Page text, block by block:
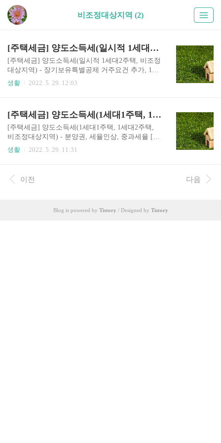
비조정대상지역 (2)
[주택세금] 양도소득세(일시적 1세대2주택, 비조정대상지역) - 장기보유특별공제 거주요건 추가, 1세대1주택 비과세
[주택세금] 양도소득세(일시적 1세대2주택, 비조정
대상지역) - 장기보유특별공제 거주요건 추가, 1세
대1주택 비과세 [주택세금] 양도소득세 -장기보유
0.1.1.이후 양도분부터)는 2년이상 거주*한 경우 최
대 80% 공제율 적용하나, ’21.1.1. 이후 양도분부터
는 연8% 공제율을 보유기간 연4%+거주기간 연4%
로 구분하여 계산함 ＊거주하지 않은 경우 최대 3
0% 공제율 적용 기간(년) 3년~ 4년~ 5년~ 6년~ 7년
6 64 72 80 개정(%) 보유 12 16 20 24 28 32 36 ..
생활 2022. 5. 29. 12:03
[주택세금] 양도소득세(1세대1주택, 1세대2주택, 비조정대상지역) - 분양권, 세율인상, 중과세율
[주택세금] 양도소득세(1세대1주택, 1세대2주택,
비조정대상지역) - 분양권, 세율인상, 중과세율 [주
택세금] 양도소득세 - 분양권 1.현재 1주택과 1분양
양권은 주택 수에 포함하지 않고 ‘21.1.1. 이후 새로
취득하는 분양권부터 주택 수에 포함함 ’21.1.1.이
2주택에 해당하나, 현재 조합원입주권에 적용되는
생활 2022. 5. 29. 11:31
이전 다음
Blog is powered by Tistory / Designed by Tistory